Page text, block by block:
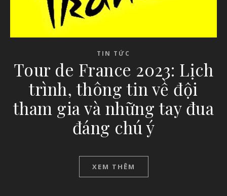
TIN TỨC
Tour de France 2023: Lịch
trình, thông tin về đội
tham gia và những tay đua
đáng chú ý
XEM THÊM